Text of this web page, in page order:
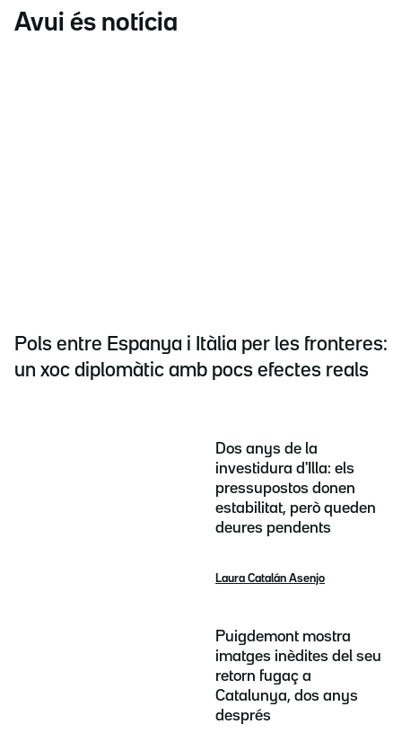
Avui és notícia
Pols entre Espanya i Itàlia per les fronteres:
un xoc diplomàtic amb pocs efectes reals
Dos anys de la
investidura d'Illa: els
pressupostos donen
estabilitat, però queden
deures pendents
Laura Catalán Asenjo
Puigdemont mostra
imatges inèdites del seu
retorn fugaç a
Catalunya, dos anys
després